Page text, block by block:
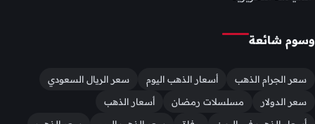
وسوم شائعة
سعر الجرام الذهب أسعار الذهب اليوم
سعر الريال السعودي
سعر الدولار
مسلسلات رمضان
أسعار الذهب